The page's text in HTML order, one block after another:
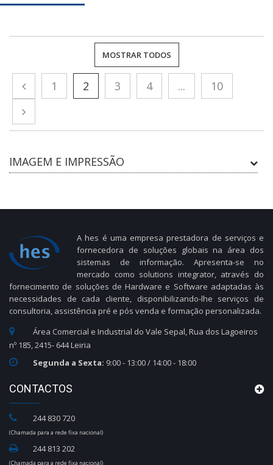
IMAGEM E IMPRESSÃO
MOSTRAR TODOS
1 2 3 4 ... 10
A hes é uma empresa prestadora de serviços e
fornecedora de soluções globais na área dos
sistemas de informação. Apresenta-se no
mercado como solutions integrator, através do
fornecimento de soluções de Hardware e Software adaptadas às
necessidades de cada cliente, disponibilizando-lhe serviços de
consultoria, assistência pré e pós venda e formação personalizada.
Área Comercial e Industrial do Vale Sepal, Rua dos Lagoeiros
nº 185, 2415- 644 Leiria
Segunda a Sexta: 9:00 - 13:00 / 14:00 - 18:00
CONTACTOS
244 830 720
(Chamada para a rede fixa nacional)
244 813 202
(Chamada para a rede fixa nacional)